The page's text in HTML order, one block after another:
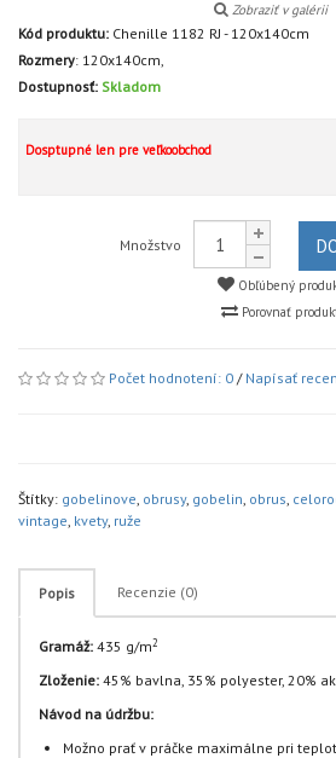
Zobraziť v galérii
Kód produktu: Chenille 1182 RJ - 120x140cm
Rozmery: 120x140cm,
Dostupnosť: Skladom
Dosptupné len pre veľkoobchod
Množstvo
Obľúbený
Porovnať
Počet hodnotení: 0 / Napísať
Štítky: gobelinove, obrusy, gobelin, obrus,
vintage, kvety, ruže
Popis Recenzie (0)
Gramáž: 435 g/m2
Zloženie: 45% bavlna, 35% polyester, 20%
Návod na údržbu:
Možno prať v práčke maximálne pri